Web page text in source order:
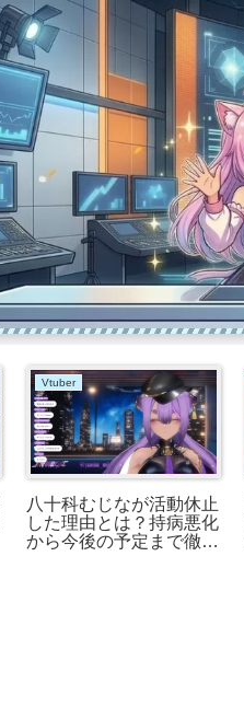
Vtuber
八十科むじなが活動休止
した理由とは？持病悪化
から今後の予定まで徹底